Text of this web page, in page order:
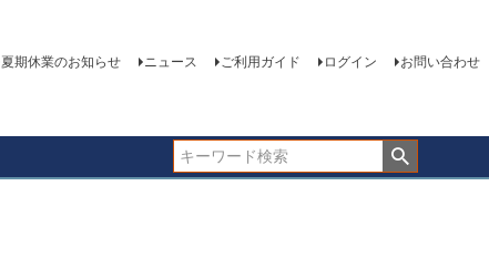
夏期休業のお知らせ ニュース ご利用ガイド ログイン お問い合わせ